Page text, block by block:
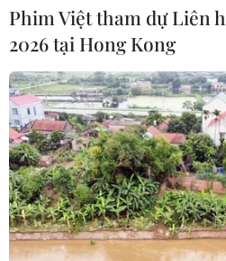
CƠ QUAN CHỦ QUẢN: THÔNG TẤN XÃ VIỆT
Tổng Biên tập: TRẦN TIẾN
Phó Tổng Biên tập: NGUYỄN
THỦY
Sở hữu trí tuệ
RSS
Ngôn ngữ
Phim Việt tham dự Liên
2026 tại Hong Kong